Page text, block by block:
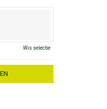
Wis selectie